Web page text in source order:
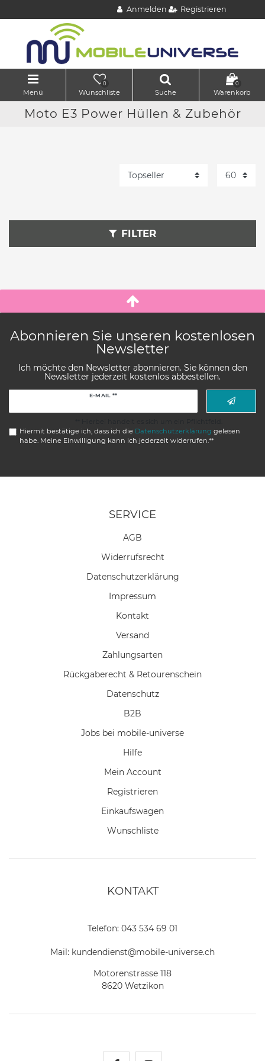
Anmelden Registrieren
Menü
0
Wunschliste Suche
0
Warenkorb
Moto E3 Power Hüllen & Zubehör
FILTER
Abonnieren Sie unseren kostenlosen
Newsletter
Ich möchte den Newsletter abonnieren. Sie können den
Newsletter jederzeit kostenlos abbestellen.
E-MAIL **
Hiermit bestätige ich, dass ich die Daten­schutz­erklärung gelesen
habe. Meine Einwilligung kann ich jederzeit widerrufen.**
SERVICE
AGB
Widerrufs­recht
Daten­schutz­erklärung
Impressum
Kontakt
Versand
Zahlungsarten
Rückgaberecht & Retourenschein
Datenschutz
B2B
Jobs bei mobile-universe
Hilfe
Mein Account
Registrieren
Einkaufswagen
Wunschliste
KONTAKT
Telefon: 043 534 69 01
Mail: kundendienst@mobile-universe.ch
Motorenstrasse 118
8620 Wetzikon